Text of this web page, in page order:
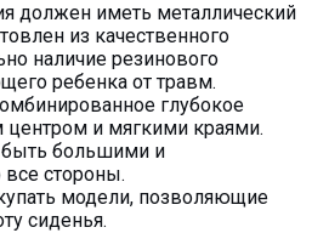
должен иметь металлический
из качественного
наличие резинового
ребенка от травм.
глубокое
центром и мягкими краями.
большими и
все стороны.
модели, позволяющие
сиденья.